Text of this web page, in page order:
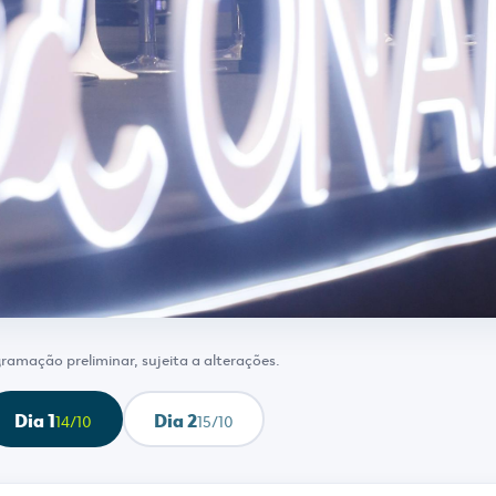
preliminar, sujeita a alterações.
Dia 114/10 Dia 215/10